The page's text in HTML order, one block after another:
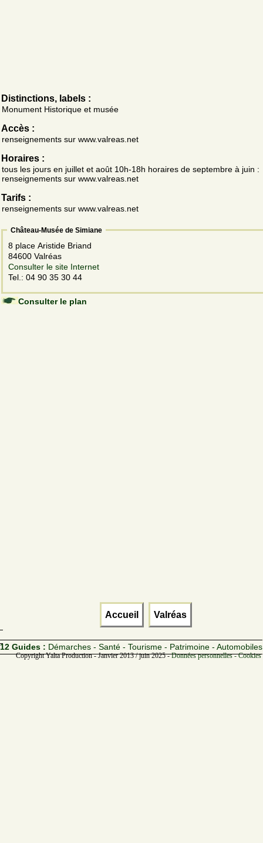
Distinctions, labels :
Monument Historique et musée
Accès :
renseignements sur www.valreas.net
Horaires :
tous les jours en juillet et août 10h-18h horaires de septembre à juin :
renseignements sur www.valreas.net
Tarifs :
renseignements sur www.valreas.net
Château-Musée de Simiane
8 place Aristide Briand
84600 Valréas
Consulter le site Internet
Tel.: 04 90 35 30 44
Consulter le plan
Accueil Valréas
12 Guides : Démarches - Santé - Tourisme - Patrimoine - Automobiles
Copyright Yalta Production - Janvier 2013 / juin 2025 -Données personnelles -